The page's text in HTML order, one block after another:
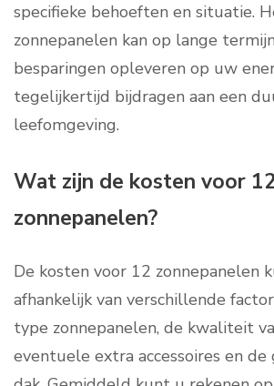
specifieke behoeften en situatie.
zonnepanelen kan op lange
besparingen opleveren op uw
tegelijkertijd bijdragen aan een
leefomgeving.
Wat zijn de kosten voor
zonnepanelen?
De kosten voor 12 zonnepanelen
afhankelijk van verschillende
type zonnepanelen, de kwaliteit
eventuele extra accessoires en